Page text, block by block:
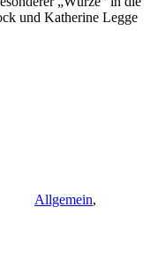
und Katherine Legge
Allgemein,